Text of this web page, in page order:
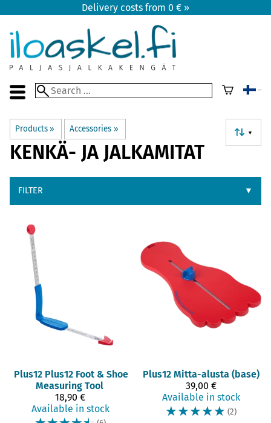
Delivery costs from 0 € »
Products ‪» Accessories ‪» ▼
KENKÄ- JA JALKAMITAT
FILTER ▼
Plus12 Plus12 Foot & Shoe
Measuring Tool
18,90 €
Available in stock
Plus12 Mitta-alusta (base)
39,00 €
Available in stock
☆☆☆☆☆ (2)